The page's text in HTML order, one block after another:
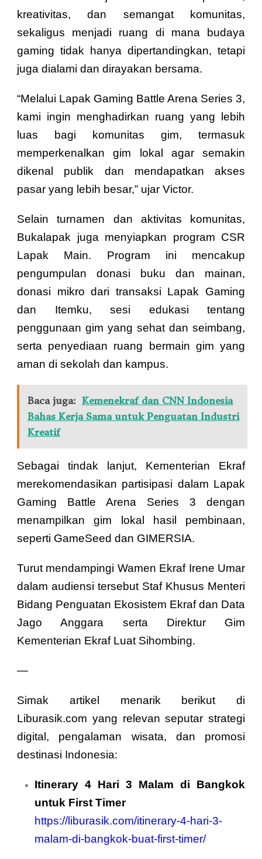
kreativitas, dan semangat komunitas,
sekaligus menjadi ruang di mana budaya
gaming tidak hanya dipertandingkan, tetapi
juga dialami dan dirayakan bersama.
“Melalui Lapak Gaming Battle Arena Series 3,
kami ingin menghadirkan ruang yang lebih
luas bagi komunitas gim, termasuk
memperkenalkan gim lokal agar semakin
dikenal publik dan mendapatkan akses
pasar yang lebih besar,” ujar Victor.
Selain turnamen dan aktivitas komunitas,
Bukalapak juga menyiapkan program CSR
Lapak Main. Program ini mencakup
pengumpulan donasi buku dan mainan,
donasi mikro dari transaksi Lapak Gaming
dan Itemku, sesi edukasi tentang
penggunaan gim yang sehat dan seimbang,
serta penyediaan ruang bermain gim yang
aman di sekolah dan kampus.
Baca juga: Kemenekraf dan CNN Indonesia
Bahas Kerja Sama untuk Penguatan Industri
Kreatif
Sebagai tindak lanjut, Kementerian Ekraf
merekomendasikan partisipasi dalam Lapak
Gaming Battle Arena Series 3 dengan
menampilkan gim lokal hasil pembinaan,
seperti GameSeed dan GIMERSIA.
Turut mendampingi Wamen Ekraf Irene Umar
dalam audiensi tersebut Staf Khusus Menteri
Bidang Penguatan Ekosistem Ekraf dan Data
Jago Anggara serta Direktur Gim
Kementerian Ekraf Luat Sihombing.
—
Simak artikel menarik berikut di
Liburasik.com yang relevan seputar strategi
digital, pengalaman wisata, dan promosi
destinasi Indonesia:
Itinerary 4 Hari 3 Malam di Bangkok
untuk First Timer
https://liburasik.com/itinerary-4-hari-3-
malam-di-bangkok-buat-first-timer/